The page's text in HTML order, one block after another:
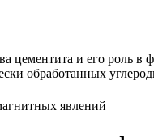
цементита и его роль в
обработанных
явлений